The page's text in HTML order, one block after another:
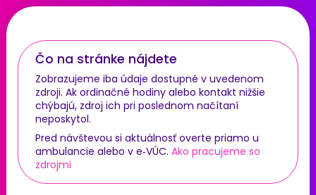
Čo na stránke nájdete
Zobrazujeme iba údaje dostupné v uvedenom
zdroji. Ak ordinačné hodiny alebo kontakt nižšie
chýbajú, zdroj ich pri poslednom načítaní
neposkytol.
Pred návštevou si aktuálnosť overte priamo u
ambulancie alebo v e‑VÚC. Ako pracujeme so
zdrojmi